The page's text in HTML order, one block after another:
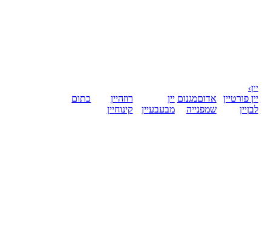
יין›
יין פורטיין
לבןיין
אדוםמגנום
שמפנייה
יין
מבעבעיין
רוזהיין
קינוחיין
כתום